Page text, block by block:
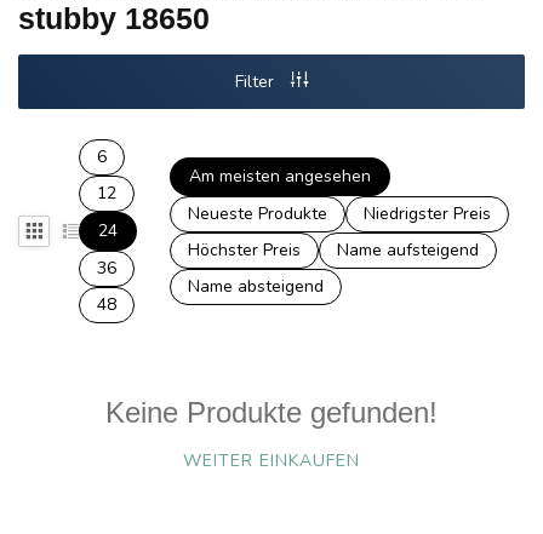
stubby 18650
Filter
6
12
24
36
48
Am meisten angesehen
Neueste Produkte
Niedrigster Preis
Höchster Preis
Name aufsteigend
Name absteigend
Keine Produkte gefunden!
WEITER EINKAUFEN